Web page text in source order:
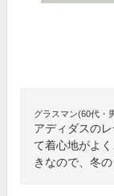
グラスマン(60代・
アディダスの
て着心地がよ
きなので、冬